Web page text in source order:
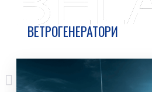
ВЕТРОГЕНЕРАТОРИ